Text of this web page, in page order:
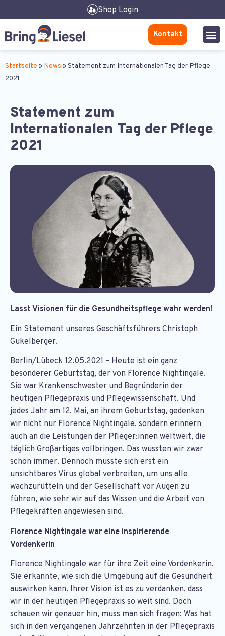
Shop Login
Kontakt
Startseite » News »Statement zum Internationalen Tag der Pflege
2021
Statement zum
Internationalen Tag der Pflege
2021
Lasst Visionen für die Gesundheitspflege wahr werden!
Ein Statement unseres Geschäftsführers Christoph
Gukelberger.
Berlin/Lübeck 12.05.2021 – Heute ist ein ganz
besonderer Geburtstag, der von Florence Nightingale.
Sie war Krankenschwester und Begründerin der
heutigen Pflegepraxis und Pflegewissenschaft. Und
jedes Jahr am 12. Mai, an ihrem Geburtstag, gedenken
wir nicht nur Florence Nightingale, sondern erinnern
auch an die Leistungen der Pfleger:innen weltweit, die
täglich Großartiges vollbringen. Das wussten wir zwar
schon immer. Dennoch musste sich erst ein
unsichtbares Virus global verbreiten, um uns alle
wachzurütteln und der Gesellschaft vor Augen zu
führen, wie sehr wir auf das Wissen und die Arbeit von
Pflegekräften angewiesen sind.
Florence Nightingale war eine inspirierende
Vordenkerin
Florence Nightingale war für ihre Zeit eine Vordenkerin.
Sie erkannte, wie sich die Umgebung auf die Gesundheit
auswirken kann. Ihrer Vision ist es zu verdanken, dass
wir in der heutigen Pflegepraxis so weit sind. Doch
schauen wir genauer hin, muss man sich fragen: Was hat
sich in den vergangenen Jahrzehnten in der Pflegepraxis